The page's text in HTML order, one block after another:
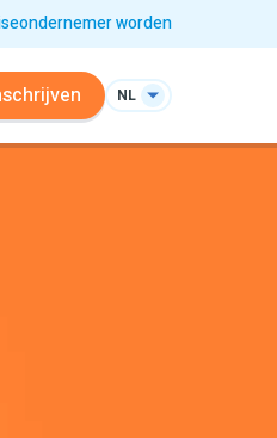
worden
NL